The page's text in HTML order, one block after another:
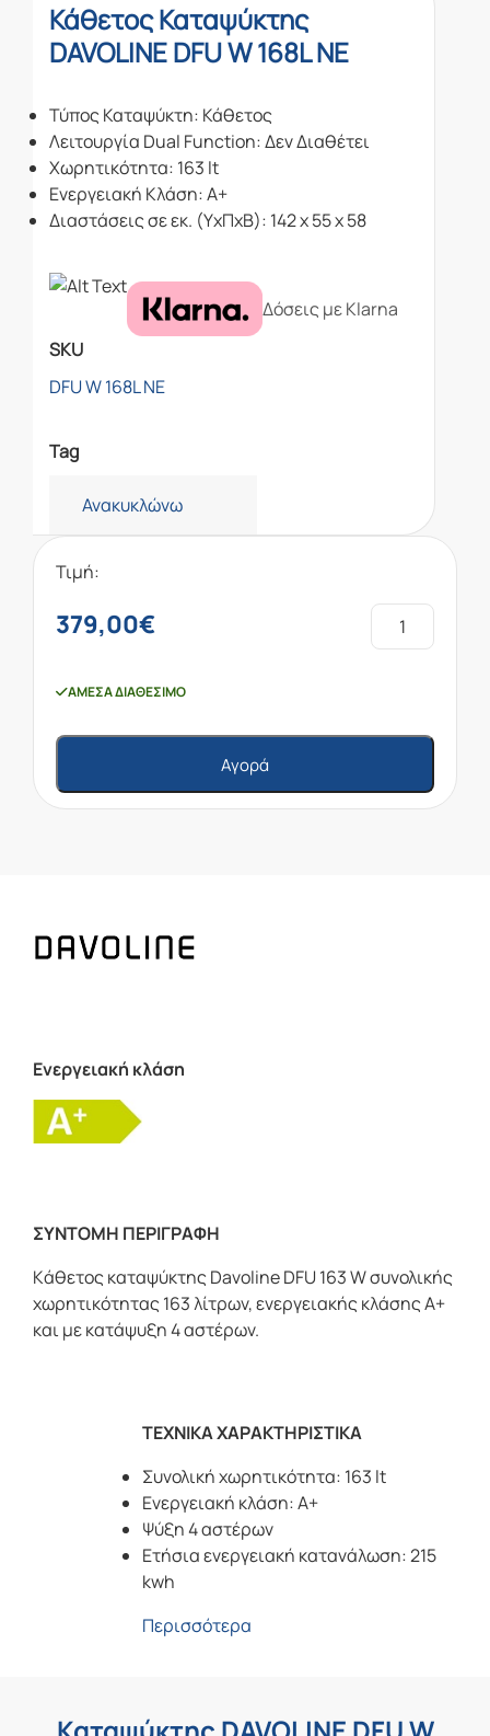
Κάθετος Καταψύκτης
DAVOLINE DFU W 168L NE
Τύπος Καταψύκτη: Κάθετος
Λειτουργία Dual Function: Δεν Διαθέτει
Χωρητικότητα: 163 lt
Ενεργειακή Κλάση: A+
Διαστάσεις σε εκ. (ΥxΠxΒ): 142 x 55 x 58
Δόσεις με Klarna
SKU
DFU W 168L NE
Tag
Ανακυκλώνω
Τιμή:
379,00€
ΆΜΕΣΑ ΔΙΑΘΈΣΙΜΟ
Αγορά
Ενεργειακή κλάση
ΣΥΝΤΟΜΗ ΠΕΡΙΓΡΑΦΗ
Kάθετος καταψύκτης Davoline DFU 163 W συνολικής
χωρητικότητας 163 λίτρων, ενεργειακής κλάσης Α+
και με κατάψυξη 4 αστέρων.
ΤΕΧΝΙΚΑ ΧΑΡΑΚΤΗΡΙΣΤΙΚΑ
Συνολική χωρητικότητα: 163 lt
Ενεργειακή κλάση: A+
Ψύξη 4 αστέρων
Ετήσια ενεργειακή κατανάλωση: 215
kwh
Περισσότερα